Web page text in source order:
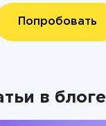
Попробовать
в блоге